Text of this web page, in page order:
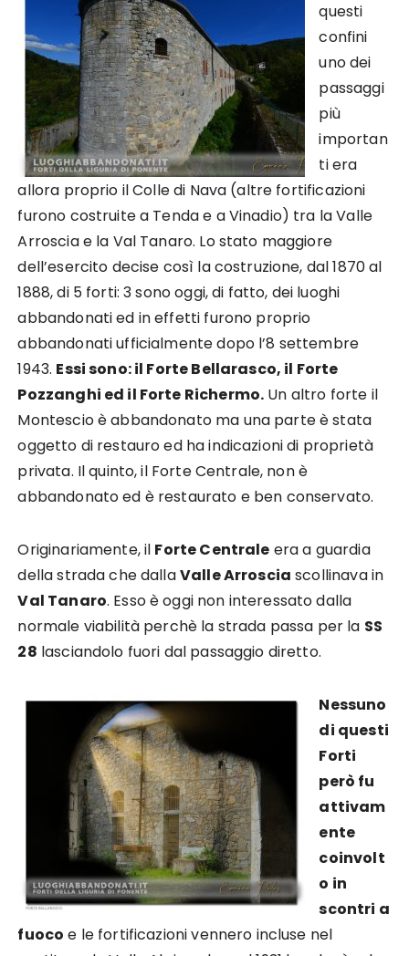
questi
confini
uno dei
passaggi
più
importan
ti era
allora proprio il Colle di Nava (altre fortificazioni
furono costruite a Tenda e a Vinadio) tra la Valle
Arroscia e la Val Tanaro. Lo stato maggiore
dell’esercito decise così la costruzione, dal 1870 al
1888, di 5 forti: 3 sono oggi, di fatto, dei luoghi
abbandonati ed in effetti furono proprio
abbandonati ufficialmente dopo l’8 settembre
1943. Essi sono: il Forte Bellarasco, il Forte
Pozzanghi ed il Forte Richermo. Un altro forte il
Montescio è abbandonato ma una parte è stata
oggetto di restauro ed ha indicazioni di proprietà
privata. Il quinto, il Forte Centrale, non è
abbandonato ed è restaurato e ben conservato.
Originariamente, il Forte Centrale era a guardia
della strada che dallaValle Arroscia scollinava in
Val Tanaro. Esso è oggi non interessato dalla
normale viabilità perchè la strada passa per la SS
28 lasciandolo fuori dal passaggio diretto.
Nessuno
di questi
Forti
però fu
attivam
ente
coinvolt
o in
scontri a
fuoco e le fortificazioni vennero incluse nel